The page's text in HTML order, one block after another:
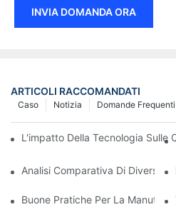
INVIA DOMANDA ORA
ARTICOLI RACCOMANDATI
Domande Frequenti
Notizia
Caso
L'impatto Della Tecnologia Sulle
Analisi Comparativa Di Diversi
Buone Pratiche Per La